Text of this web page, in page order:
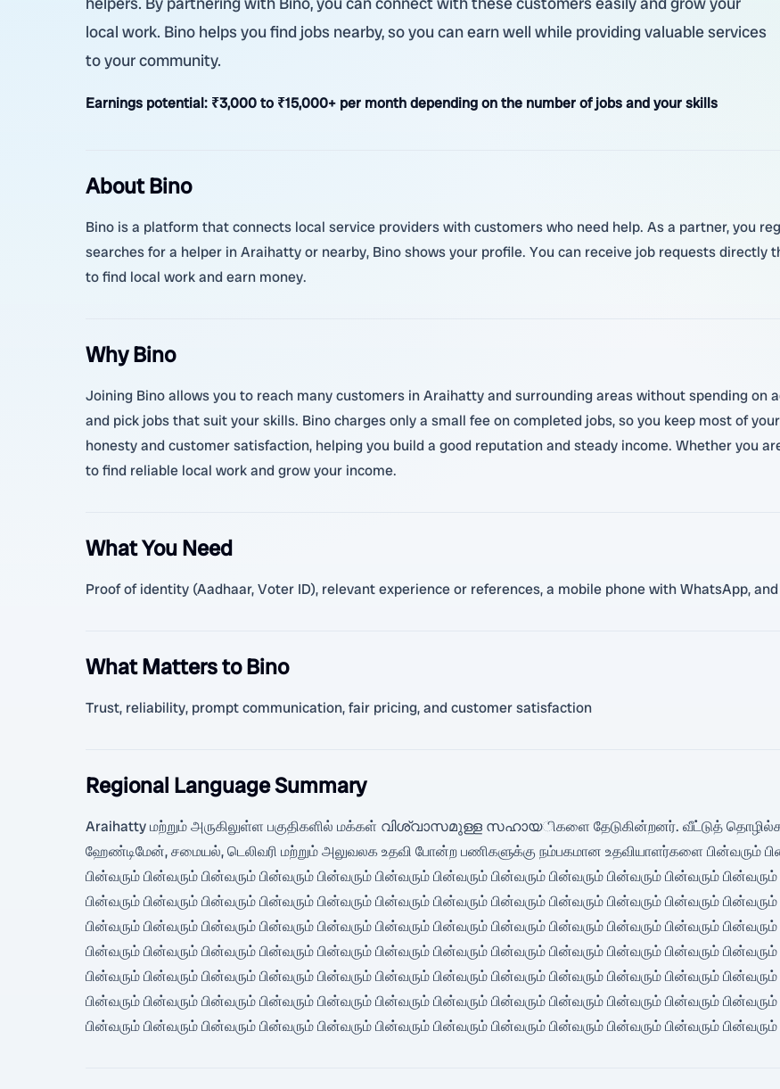
local work. Bino helps you find jobs nearby, so you can earn well while providing valuable services
to your community.
Earnings potential: ₹3,000 to ₹15,000+ per month depending on the number of jobs and your skills
About Bino
Bino is a platform that connects local service providers with customers who need help. As a partner, you
searches for a helper in Araihatty or nearby, Bino shows your profile. You can receive job requests directly
to find local work and earn money.
Why Bino
Joining Bino allows you to reach many customers in Araihatty and surrounding areas without spending on
and pick jobs that suit your skills. Bino charges only a small fee on completed jobs, so you keep most of
honesty and customer satisfaction, helping you build a good reputation and steady income. Whether you
to find reliable local work and grow your income.
What You Need
Proof of identity (Aadhaar, Voter ID), relevant experience or references, a mobile phone with WhatsApp,
What Matters to Bino
Trust, reliability, prompt communication, fair pricing, and customer satisfaction
Regional Language Summary
Araihatty மற்றும் அருகிலுள்ள பகுதிகளில் மக்கள் വിശ്വാസമുള്ള സഹായிகளை தேடுகின்றனர். வீட்டுத் தொழில்கள்,
ஹேண்டிமேன், சமையல், டெலிவரி மற்றும் அலுவலக உதவி போன்ற பணிகளுக்கு நம்பகமான உதவியாளர்களை பின்வரும்
பின்வரும் பின்வரும் பின்வரும் பின்வரும் பின்வரும் பின்வரும் பின்வரும் பின்வரும் பின்வரும் பின்வரும் பின்வரும்
பின்வரும் பின்வரும் பின்வரும் பின்வரும் பின்வரும் பின்வரும் பின்வரும் பின்வரும் பின்வரும் பின்வரும் பின்வரும்
பின்வரும் பின்வரும் பின்வரும் பின்வரும் பின்வரும் பின்வரும் பின்வரும் பின்வரும் பின்வரும் பின்வரும் பின்வரும்
பின்வரும் பின்வரும் பின்வரும் பின்வரும் பின்வரும் பின்வரும் பின்வரும் பின்வரும் பின்வரும் பின்வரும் பின்வரும்
பின்வரும் பின்வரும் பின்வரும் பின்வரும் பின்வரும் பின்வரும் பின்வரும் பின்வரும் பின்வரும் பின்வரும் பின்வரும்
பின்வரும் பின்வரும் பின்வரும் பின்வரும் பின்வரும் பின்வரும் பின்வரும் பின்வரும் பின்வரும் பின்வரும் பின்வரும்
பின்வரும் பின்வரும் பின்வரும் பின்வரும் பின்வரும் பின்வரும் பின்வரும் பின்வரும் பின்வரும் பின்வரும் பின்வரும்